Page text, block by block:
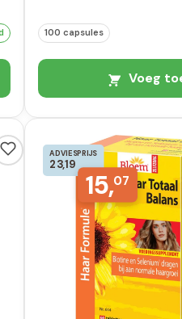
100 capsules
Voeg
ADVIESPRIJS
23,19
15,07